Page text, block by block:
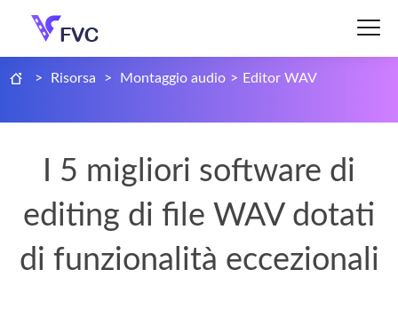
> Risorsa > Montaggio audio > Editor WAV
I 5 migliori software di
editing di file WAV dotati
di funzionalità eccezionali